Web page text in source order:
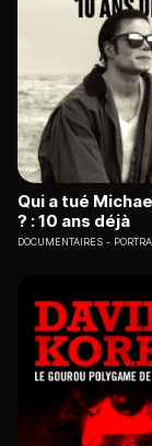
Qui a tué
? : 10 ans déjà
DOCUMENTAIRES